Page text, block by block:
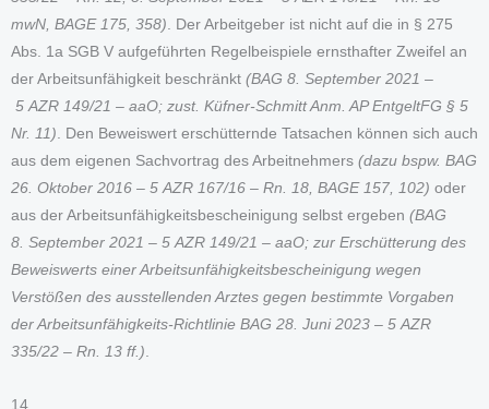
mwN, BAGE 175, 358). Der Arbeitgeber ist nicht auf die in § 275
Abs. 1a SGB V aufgeführten Regelbeispiele ernsthafter Zweifel an
der Arbeitsunfähigkeit beschränkt (BAG 8. September 2021 –
5 AZR 149/21 – aaO; zust. Küfner-Schmitt Anm. AP EntgeltFG § 5
Nr. 11). Den Beweiswert erschütternde Tatsachen können sich auch
aus dem eigenen Sachvortrag des Arbeitnehmers (dazu bspw. BAG
26. Oktober 2016 – 5 AZR 167/16 – Rn. 18, BAGE 157, 102) oder
aus der Arbeitsunfähigkeitsbescheinigung selbst ergeben (BAG
8. September 2021 – 5 AZR 149/21 – aaO; zur Erschütterung des
Beweiswerts einer Arbeitsunfähigkeitsbescheinigung wegen
Verstößen des ausstellenden Arztes gegen bestimmte Vorgaben
der Arbeitsunfähigkeits-Richtlinie BAG 28. Juni 2023 – 5 AZR
335/22 – Rn. 13 ff.).
14